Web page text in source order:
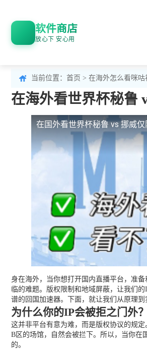
软件商店
放心下 安心用
当前位置： 首页 > 在海外怎么看咪咕
在海外看世界杯秘鲁
在国外看世界杯秘鲁 vs 挪威
身在海外，当你想打开国内直播平台，准
临的难题。版权限制和地域屏蔽，让我们
谱的回国加速器。下面，就让我们从原理到
为什么你的IP会被拒之门外？
这并非平台有意为难，而是版权协议的规
B区的场馆，自然会被拦下。所以，当你在
的。